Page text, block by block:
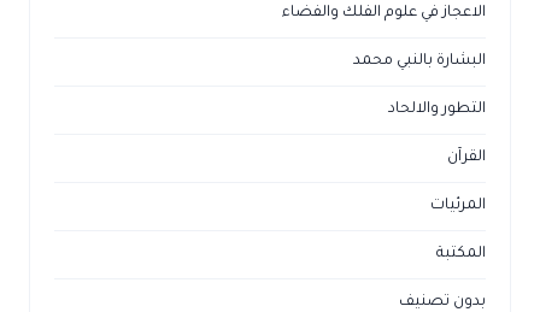
الاعجاز في علوم الفلك والفضاء
البشارة بالنبي محمد
التطور والالحاد
القرآن
المرئيات
المكتبة
بدون تصنيف